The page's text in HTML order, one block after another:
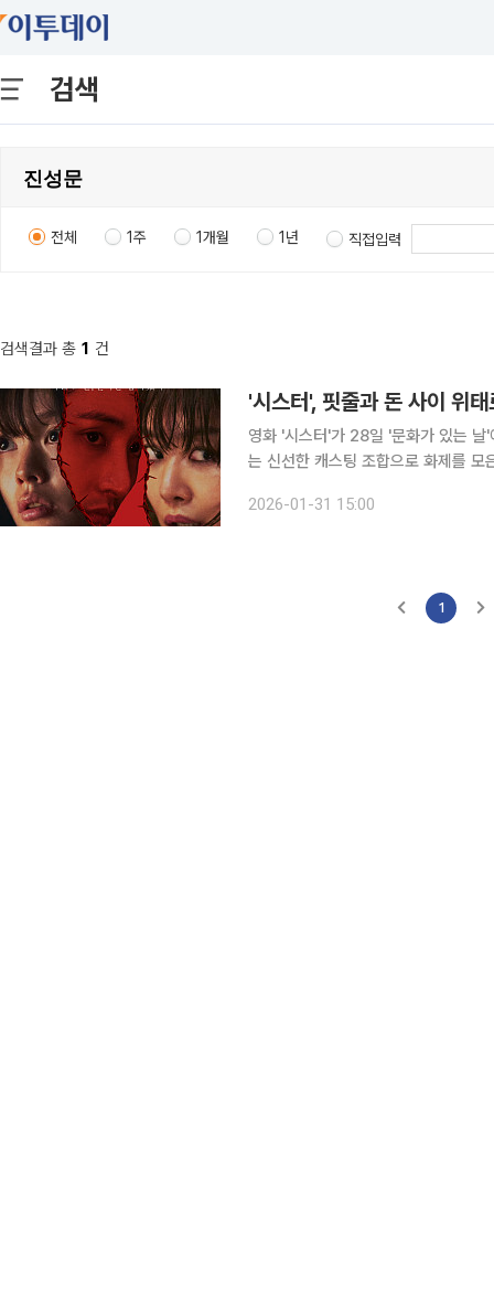
검색
전체 1주 1개월 1년 직접입력
검색결과 총 1 건
'시스터', 핏줄과 돈 사이 위
영화 '시스터'가 28일 '문화가 있는 날'
는 신선한 캐스팅 조합으로 화제를
게 그려냈다. 배경은 차가운
2026-01-31 15:00
1